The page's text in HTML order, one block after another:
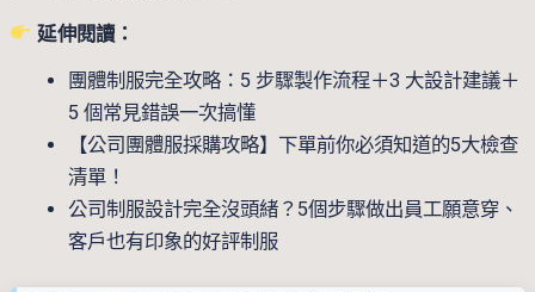
延伸閱讀：
團體制服完全攻略：5 步驟製作流程＋3 大設計建議＋
5 個常見錯誤一次搞懂
【公司團體服採購攻略】下單前你必須知道的5大檢查
清單！
公司制服設計完全沒頭緒？5個步驟做出員工願意穿、
客戶也有印象的好評制服